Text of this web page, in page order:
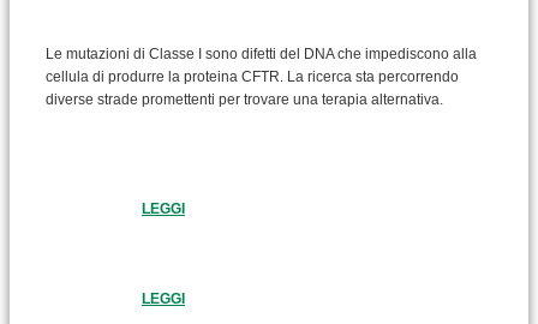
Le mutazioni di Classe I sono difetti del DNA che impediscono alla
cellula di produrre la proteina CFTR. La ricerca sta percorrendo
diverse strade promettenti per trovare una terapia alternativa.
LEGGI
LEGGI